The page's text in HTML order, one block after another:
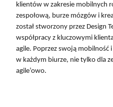
klientów w zakresie mobilnych
zespołową, burze mózgów i
został stworzony przez Design
współpracy z kluczowymi
agile. Poprzez swoją mobilność
w każdym biurze, nie tylko dla
agile’owo.